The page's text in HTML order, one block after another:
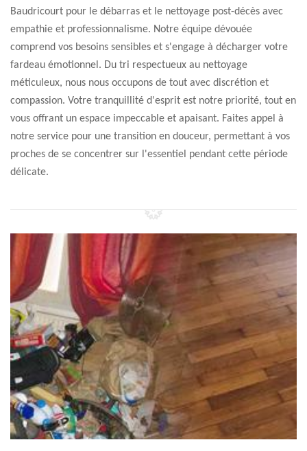
Baudricourt pour le débarras et le nettoyage post-décès avec
empathie et professionnalisme. Notre équipe dévouée
comprend vos besoins sensibles et s'engage à décharger votre
fardeau émotionnel. Du tri respectueux au nettoyage
méticuleux, nous nous occupons de tout avec discrétion et
compassion. Votre tranquillité d'esprit est notre priorité, tout en
vous offrant un espace impeccable et apaisant. Faites appel à
notre service pour une transition en douceur, permettant à vos
proches de se concentrer sur l'essentiel pendant cette période
délicate.